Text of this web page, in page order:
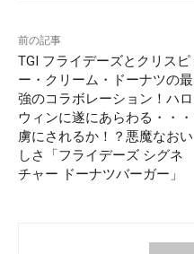
前の記事
TGI フライデーズとクリスピ
ー・クリーム・ドーナツの最
強のコラボレーション！ハロ
ウィンに遂にあらわる・・・
虜にされるか！？悪魔なおい
しさ「フライデーズ シグネ
チャー ドーナツバーガー」